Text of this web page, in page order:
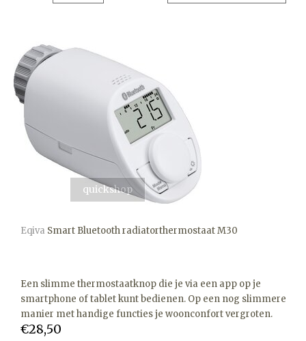
quickshop
Eqiva Smart Bluetooth radiatorthermostaat M30
Een slimme thermostaatknop die je via een app op je
smartphone of tablet kunt bedienen. Op een nog slimmere
manier met handige functies je woonconfort vergroten.
€28,50